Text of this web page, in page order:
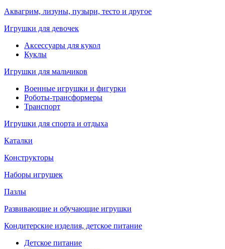
Аквагрим, лизуны, пузыри, тесто и другое
Игрушки для девочек
Аксессуары для кукол
Куклы
Игрушки для мальчиков
Военные игрушки и фигурки
Роботы-трансформеры
Транспорт
Игрушки для спорта и отдыха
Каталки
Конструкторы
Наборы игрушек
Пазлы
Развивающие и обучающие игрушки
Кондитерские изделия, детское питание
Детское питание